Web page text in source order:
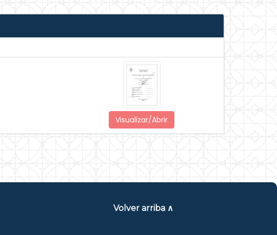
Visualizar/Abrir
Volver arriba ∧